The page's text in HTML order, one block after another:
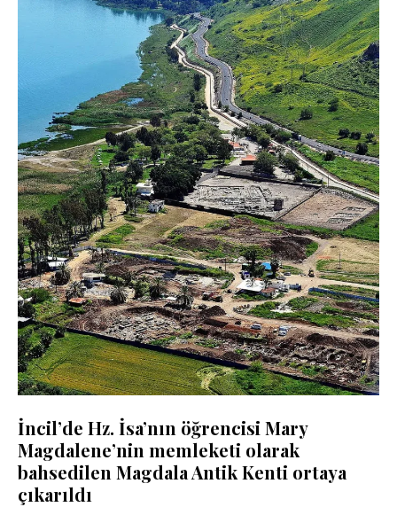
İncil’de Hz. İsa’nın öğrencisi Mary
Magdalene’nin memleketi olarak
bahsedilen Magdala Antik Kenti ortaya
çıkarıldı